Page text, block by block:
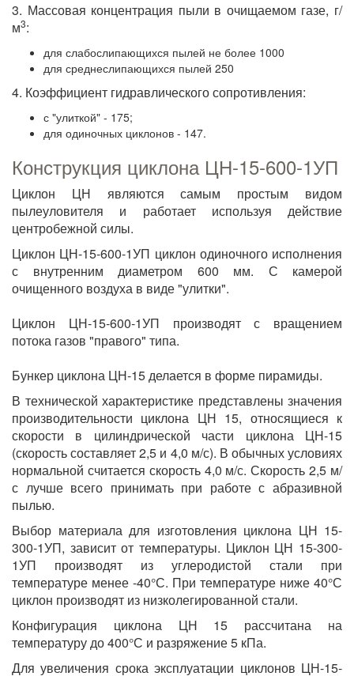
3. Массовая концентрация пыли в очищаемом газе, г/
м3:
для слабослипающихся пылей не более 1000
для среднеслипающихся пылей 250
4. Коэффициент гидравлического сопротивления:
с "улиткой" - 175;
для одиночных циклонов - 147.
Конструкция циклона ЦН-15-600-1УП
Циклон ЦН являются самым простым видом
пылеуловителя и работает используя действие
центробежной силы.
Циклон ЦН-15-600-1УП циклон одиночного исполнения
с внутренним диаметром 600 мм. С камерой
очищенного воздуха в виде "улитки".
Циклон ЦН-15-600-1УП производят с вращением
потока газов "правого" типа.
Бункер циклона ЦН-15 делается в форме пирамиды.
В технической характеристике представлены значения
производительности циклона ЦН 15, относящиеся к
скорости в цилиндрической части циклона ЦН-15
(скорость составляет 2,5 и 4,0 м/с). В обычных условиях
нормальной считается скорость 4,0 м/с. Скорость 2,5 м/
с лучше всего принимать при работе с абразивной
пылью.
Выбор материала для изготовления циклона ЦН 15-
300-1УП, зависит от температуры. Циклон ЦН 15-300-
1УП производят из углеродистой стали при
температуре менее -40°С. При температуре ниже 40°С
циклон производят из низколегированной стали.
Конфигурация циклона ЦН 15 рассчитана на
температуру до 400°С и разряжение 5 кПа.
Для увеличения срока эксплуатации циклонов ЦН-15-